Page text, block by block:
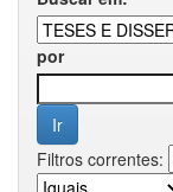
por
Filtros correntes: